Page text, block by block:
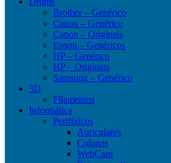
Brother – Genérico
Canon – Genérico
Canon – Originais
Epson – Genéricos
HP – Genérico
HP – Originais
Samsung – Genérico
3D
Filamentos
Informática
Periféricos
Auriculares
Colunas
WebCam